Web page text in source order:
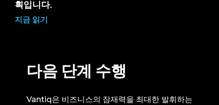
획입니다.
지금 읽기
다음 단계 수행
Vantiq은 비즈니스의 잠재력을 최대한 발휘하는